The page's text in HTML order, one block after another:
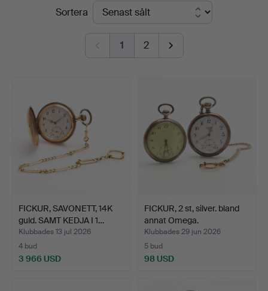
Auktioner
SlutpriserSortera
1 2
FICKUR, SAVONETT, 14K
guld. SAMT KEDJA I 1…
Klubbades 13 jul 2026
4 bud
3 966 USD
FICKUR, 2 st, silver. bland
annat Omega.
Klubbades 29 jun 2026
5 bud
98 USD